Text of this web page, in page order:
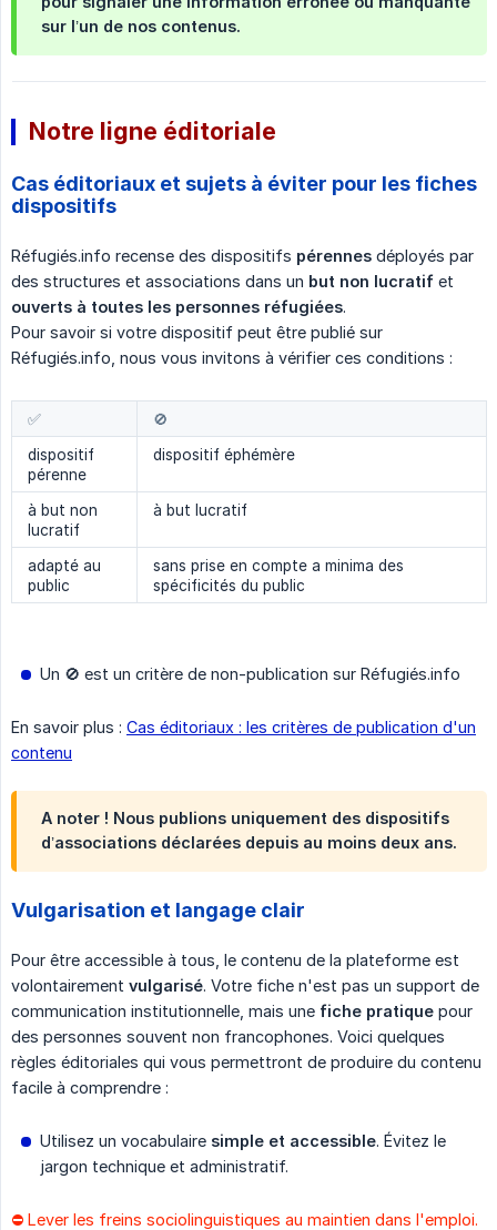
sur l’un de nos contenus.
Notre ligne éditoriale
Cas éditoriaux et sujets à éviter pour les fiches
dispositifs
Réfugiés.info recense des dispositifs pérennes déployés par
des structures et associations dans un but non lucratif et
ouverts à toutes les personnes réfugiées.
Pour savoir si votre dispositif peut être publié sur
Réfugiés.info, nous vous invitons à vérifier ces conditions :
✅
🚫
dispositif
pérenne
dispositif éphémère
à but non
lucratif
à but lucratif
adapté au
public
sans prise en compte a minima des
spécificités du public
Un 🚫 est un critère de non-publication sur Réfugiés.info
En savoir plus : Cas éditoriaux : les critères de publication d'un
contenu
A noter ! Nous publions uniquement des dispositifs
d’associations déclarées depuis au moins deux ans.
Vulgarisation et langage clair
Pour être accessible à tous, le contenu de la plateforme est
volontairement vulgarisé. Votre fiche n'est pas un support de
communication institutionnelle, mais une fiche pratique pour
des personnes souvent non francophones. Voici quelques
règles éditoriales qui vous permettront de produire du contenu
facile à comprendre :
Utilisez un vocabulaire simple et accessible. Évitez le
jargon technique et administratif.
⛔️ Lever les freins sociolinguistiques au maintien dans l'emploi.